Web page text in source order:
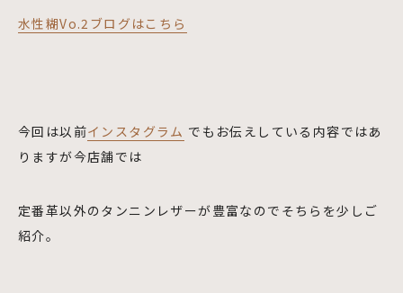
水性糊Vo.2ブログはこちら
今回は以前インスタグラム でもお伝えしている内容ではあ
りますが今店舗では
定番革以外のタンニンレザーが豊富なのでそちらを少しご
紹介。